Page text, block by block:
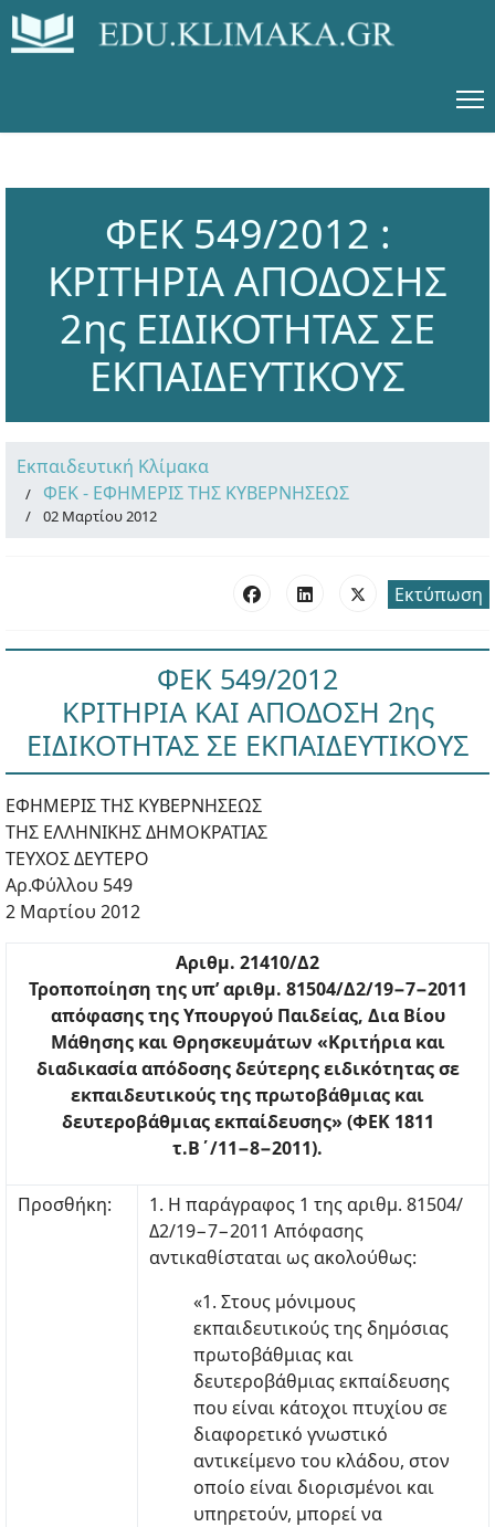
ΦΕΚ 549/2012 :
ΚΡΙΤΗΡΙΑ ΑΠΟΔΟΣΗΣ
2ης ΕΙΔΙΚΟΤΗΤΑΣ ΣΕ
ΕΚΠΑΙΔΕΥΤΙΚΟΥΣ
Εκπαιδευτική Κλίμακα
ΦΕΚ - ΕΦΗΜΕΡΙΣ ΤΗΣ ΚΥΒΕΡΝΗΣΕΩΣ
02 Μαρτίου 2012
Εκτύπωση
ΦΕΚ 549/2012
ΚΡΙΤΗΡΙΑ ΚΑΙ ΑΠΟΔΟΣΗ 2ης
ΕΙΔΙΚΟΤΗΤΑΣ ΣΕ ΕΚΠΑΙΔΕΥΤΙΚΟΥΣ
ΕΦΗΜΕΡΙΣ ΤΗΣ ΚΥΒΕΡΝΗΣΕΩΣ
ΤΗΣ ΕΛΛΗΝΙΚΗΣ ΔΗΜΟΚΡΑΤΙΑΣ
ΤΕΥΧΟΣ ΔΕΥΤΕΡΟ
Αρ.Φύλλου 549
2 Μαρτίου 2012
Αριθμ. 21410/Δ2
Τροποποίηση της υπ’ αριθμ. 81504/Δ2/19−7−2011
απόφασης της Υπουργού Παιδείας, Δια Βίου
Μάθησης και Θρησκευμάτων «Κριτήρια και
διαδικασία απόδοσης δεύτερης ειδικότητας σε
εκπαιδευτικούς της πρωτοβάθμιας και
δευτεροβάθμιας εκπαίδευσης» (ΦΕΚ 1811
τ.Β΄/11−8−2011).
Προσθήκη:
1. Η παράγραφος 1 της αριθμ. 81504/
Δ2/19−7−2011 Απόφασης
αντικαθίσταται ως ακολούθως:
«1. Στους μόνιμους
εκπαιδευτικούς της δημόσιας
πρωτοβάθμιας και
δευτεροβάθμιας εκπαίδευσης
που είναι κάτοχοι πτυχίου σε
διαφορετικό γνωστικό
αντικείμενο του κλάδου, στον
οποίο είναι διορισμένοι και
υπηρετούν, μπορεί να